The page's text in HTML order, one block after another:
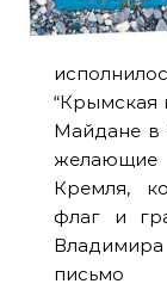
“Крымская
Майдане в
желающие
Кремля,
флаг и